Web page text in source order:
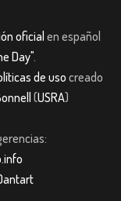
oficial en español
Day".
de uso creado
(USRA)